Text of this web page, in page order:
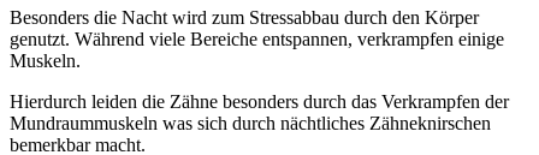
Besonders die Nacht wird zum Stressabbau durch den Körper
genutzt. Während viele Bereiche entspannen, verkrampfen einige
Muskeln.
Hierdurch leiden die Zähne besonders durch das Verkrampfen der
Mundraummuskeln was sich durch nächtliches Zähneknirschen
bemerkbar macht.